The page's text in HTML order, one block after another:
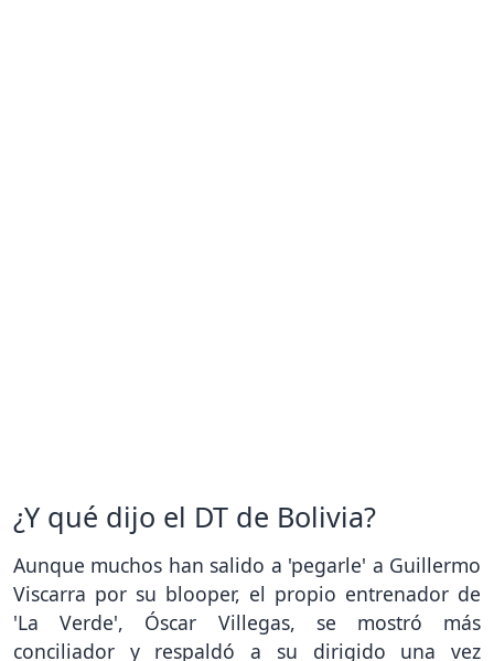
¿Y qué dijo el DT de Bolivia?
Aunque muchos han salido a 'pegarle' a Guillermo
Viscarra por su blooper, el propio entrenador de
'La Verde', Óscar Villegas, se mostró más
conciliador y respaldó a su dirigido una vez